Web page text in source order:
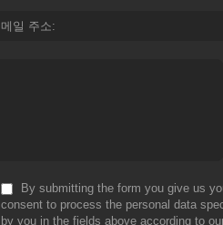
메일 주소
By submitting the form you give us
consent to process the personal data
by you in the fields above according to